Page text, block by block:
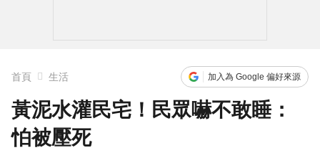
首頁 生活 加入為 Google 偏好來源
黃泥水灌民宅！民眾嚇不敢睡：
怕被壓死